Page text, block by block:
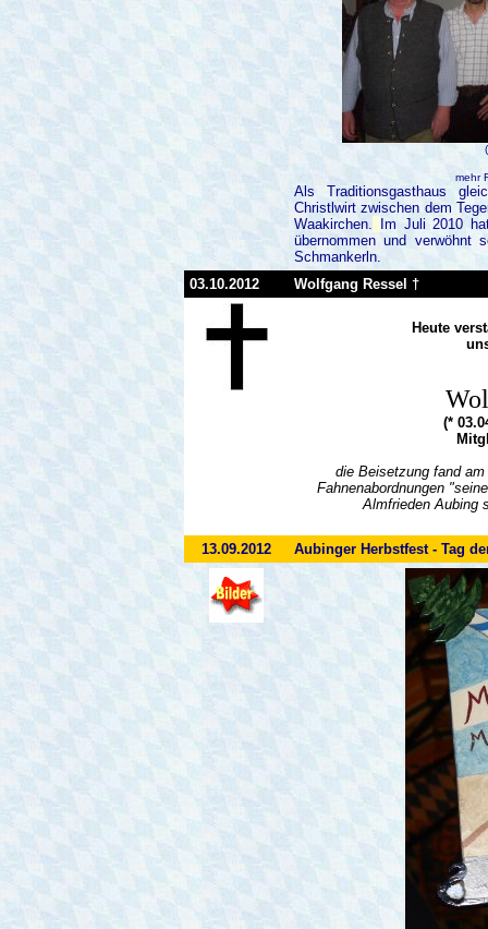
mehr
Als Traditionsgasthaus
Christlwirt zwischen dem
Waakirchen.
Im Juli 2010
übernommen und verwöhnt
Schmankerln.
03.10.2012
Wolfgang Ressel †
Heute
(*
die Beisetzung fand
Fahnenabordnungen
Almfrieden Aubing
13.09.2012 Aubinger Herbstfest - Tag